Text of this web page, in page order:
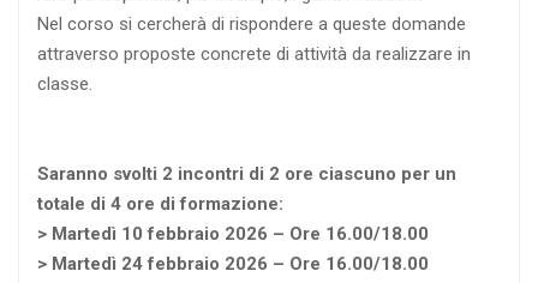
Nel corso si cercherà di rispondere a queste domande
attraverso proposte concrete di attività da realizzare in
classe.
Saranno svolti 2 incontri di 2 ore ciascuno per un
totale di 4 ore di formazione:
> Martedì 10 febbraio 2026 – Ore 16.00/18.00
> Martedì 24 febbraio 2026 – Ore 16.00/18.00